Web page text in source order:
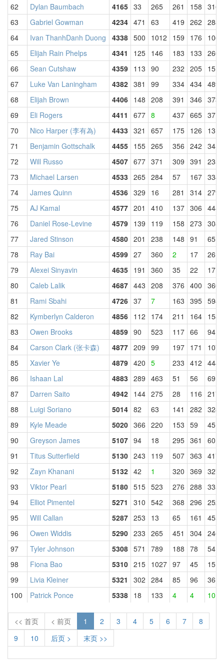
62
Dylan Baumbach 4165 33 265 261 158 316
63
Gabriel Gowman 4234 471 63 419 262 288
64
Ivan ThanhDanh Duong 4338 500 1012 159 176
106
65
Elijah Rain Phelps 4341 125 146 183 133 260
66
Sean Cutshaw 4359 113 90 232 205 151
67
Luke Van Laningham 4382 381 99 334 434 489
68
Elijah Brown 4406 148 208 391 346 373
69
Eli Rogers 4411 677 8 437 665 371
70
Nico Harper (李有為) 4433 321 657 175 126
131
71
Benjamin Gottschalk 4455 155 265 356 242 345
72
Will Russo 4507 677 371 309 391
235
73
Michael Larsen 4533 265 284 57 167 334
74
James Quinn 4536 329 16 281 314 279
75
AJ Kamal 4577 201 410 137 306 448
76
Daniel Rose-Levine 4579 139 119 158 273 308
77
Jared Stinson 4580 201 238 148 91
65
78
Ray Bai 4599 27 360 2 17
26
79
Alexei Sinyavin 4635 191 360 35 22
17
80
Caleb Lalik 4687 443 208 376 400 360
81
Rami Sbahi 4726 37 7 163 395 594
82
Kymberlyn Calderon 4856 112 174 211 164 158
83
Owen Brooks 4859 90 523 117 66
94
84
Carson Clark (张卡森) 4877 209 99 197 171
107
85
Xavier Ye 4879 420 5 233 412 444
86
Ishaan Lal 4883 289 463 51 56
69
87
Darren Saito 4942 144 275 28 116 217
88
Luigi Soriano 5014 82 63 141 282 328
89
Kyle Meade 5020 366 220 153 59
45
90
Greyson James 5107 94 18 295 361
601
91
Titus Sutterfield 5130 243 119 507 363 417
92
Zayn Khanani 5132 42 1 320 369 327
93
Viktor Pearl 5180 515 523 276 288 335
94
Elliot Pimentel 5271 310 542 368 296 252
95
Will Callan 5287 253 13 65 161
455
96
Owen Widdis 5290 233 265 451 304 246
97
Tyler Johnson 5308 571 789 188 78
54
98
Fiona Bao 5310 215 1027 97 45
15
99
Livia Kleiner 5321 302 284 85 96
36
100
Patrick Ponce 5338 18 133 4 4 10
<< 首页 < 前页 1 2 3 4 5 6 7
8
9
10 后页 > 末页 >>